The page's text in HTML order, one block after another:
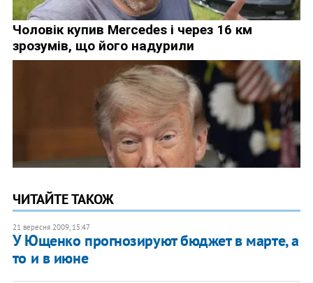
ЧИТАЙТЕ ТАКОЖ
21 вересня 2009, 15:47
У Ющенко прогнозируют бюджет в марте, а
то и в июне